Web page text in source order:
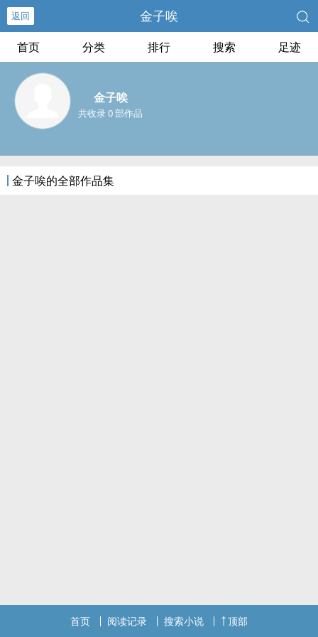
返回 金子唉
首页 分类 排行 搜索 足迹
金子唉
共收录 0 部作品
金子唉的全部作品集
首页 阅读记录 搜索小说 顶部